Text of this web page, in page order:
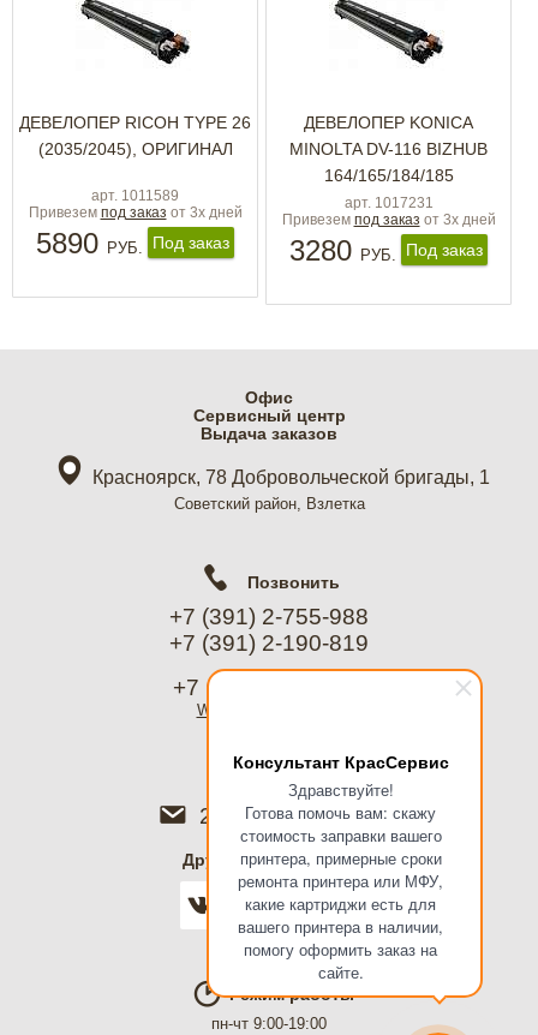
Консультант КрасСервис
Здравствуйте!
Готова помочь вам: скажу
стоимость заправки вашего
принтера, примерные сроки
ремонта принтера или МФУ,
какие картриджи есть для
вашего принтера в наличии,
помогу оформить заказ на
сайте.
ДЕВЕЛОПЕР RICOH TYPE 26
(2035/2045), ОРИГИНАЛ
арт. 1011589
Привезем под заказ от 3х дней
5890 РУБ. Под заказ
ДЕВЕЛОПЕР KONICA
MINOLTA DV-116 BIZHUB
164/165/184/185
арт. 1017231
Привезем под заказ от 3х дней
3280 РУБ. Под заказ
Офис
Cервисный центр
Выдача заказов
Красноярск, 78 Добровольческой бригады, 1
Советский район, Взлетка
Позвонить
+7 (391) 2-755-988
+7 (391) 2-190-819
+7 (967) 612-8988
WhatsApp
Написать
2755988@mail.ru
Дружить в соцсетях
Режим работы
пн-чт 9:00-19:00